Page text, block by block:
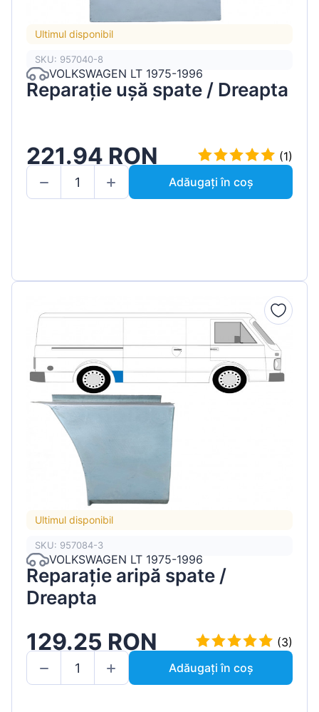
Ultimul disponibil
SKU: 957040-8
VOLKSWAGEN LT 1975-1996
Reparație ușă spate / Dreapta
221.94 RON
(1)
Adăugați în coș
Ultimul disponibil
SKU: 957084-3
VOLKSWAGEN LT 1975-1996
Reparație aripă spate /
Dreapta
129.25 RON
(3)
Adăugați în coș